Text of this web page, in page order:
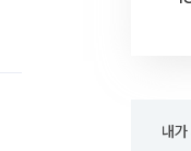
내가